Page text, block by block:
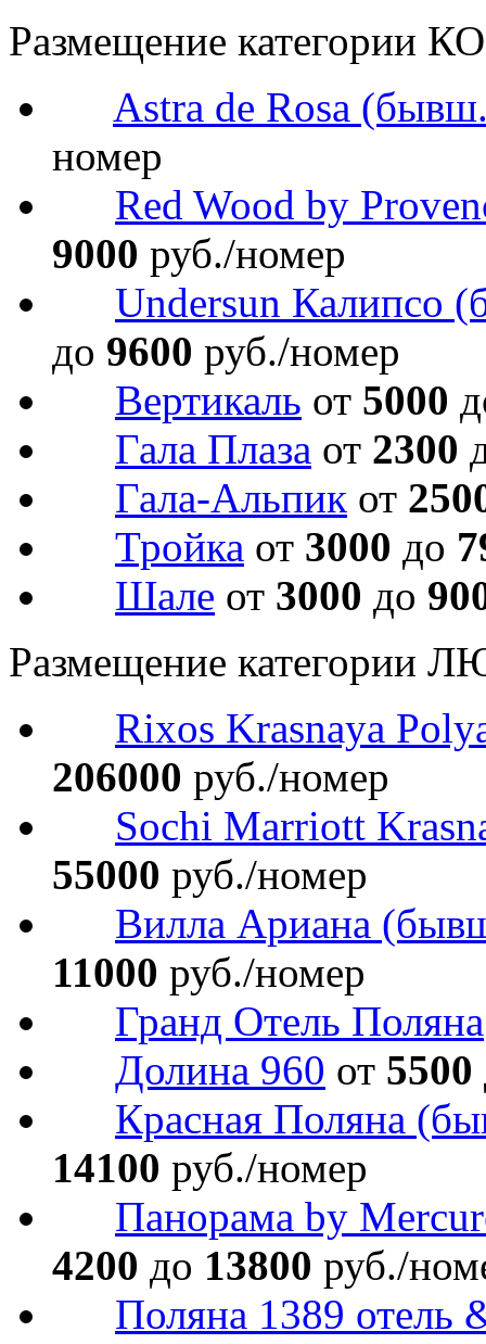
Размещение категории
Astra de Rosa
номер
Red Wood by
9000 руб./номер
Undersun Калипсо
до 9600 руб./номер
Вертикаль от 5000
Гала Плаза от 2300
Гала-Альпик от
Тройка от 3000 до
Шале от 3000 до
Размещение категории
Rixos Krasnaya
206000 руб./номер
Sochi Marriott
55000 руб./номер
Вилла Ариана
11000 руб./номер
Гранд Отель Поляна
Долина 960 от 5500
Красная Поляна
14100 руб./номер
Панорама by
4200 до 13800 руб./
Поляна 1389 отель